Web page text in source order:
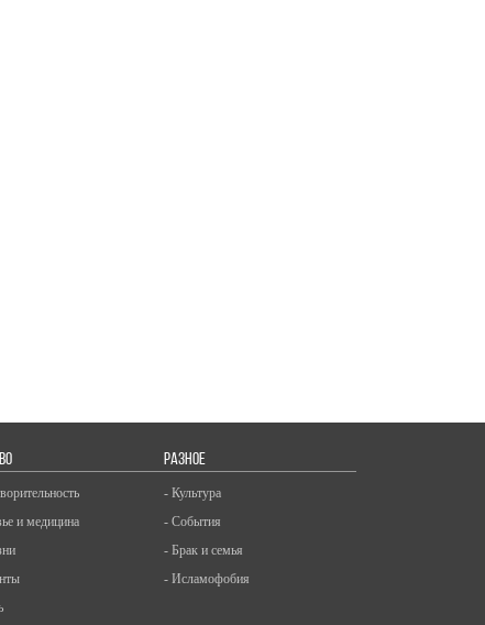
и медицина
РАЗНОЕ
- Культура
- События
- Брак и семья
- Исламофобия